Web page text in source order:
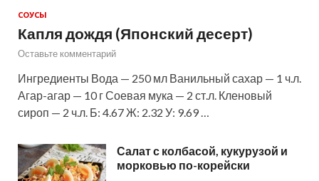
СОУСЫ
Капля дождя (Японский десерт)
Оставьте комментарий
Ингредиенты Вода — 250 мл Ванильный сахар — 1 ч.л.
Агар-агар — 10 г Соевая мука — 2 ст.л. Кленовый
сироп — 2 ч.л. Б: 4.67 Ж: 2.32 У: 9.69 …
Салат с колбасой, кукурузой и
морковью по-корейски